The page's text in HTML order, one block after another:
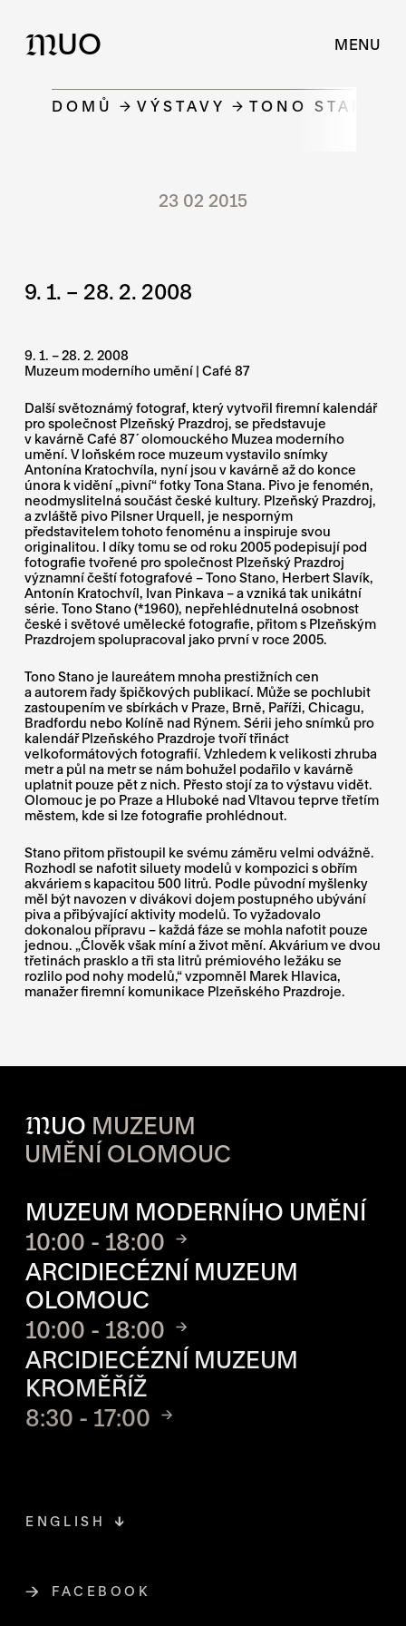
MUO MENU
DOMŮ VÝSTAVY TONO STANO:
23 02 2015
9. 1. – 28. 2. 2008
9. 1. – 28. 2. 2008
Muzeum moderního umění | Café 87
Další světoznámý fotograf, který vytvořil firemní kalendář
pro společnost Plzeňský Prazdroj, se představuje
v kavárně Café 87´ olomouckého Muzea moderního
umění. V loňském roce muzeum vystavilo snímky
Antonína Kratochvíla, nyní jsou v kavárně až do konce
února k vidění „pivní“ fotky Tona Stana. Pivo je fenomén,
neodmyslitelná součást české kultury. Plzeňský Prazdroj,
a zvláště pivo Pilsner Urquell, je nesporným
představitelem tohoto fenoménu a inspiruje svou
originalitou. I díky tomu se od roku 2005 podepisují pod
fotografie tvořené pro společnost Plzeňský Prazdroj
významní čeští fotografové – Tono Stano, Herbert Slavík,
Antonín Kratochvíl, Ivan Pinkava – a vzniká tak unikátní
série. Tono Stano (*1960), nepřehlédnutelná osobnost
české i světové umělecké fotografie, přitom s Plzeňským
Prazdrojem spolupracoval jako první v roce 2005.
Tono Stano je laureátem mnoha prestižních cen
a autorem řady špičkových publikací. Může se pochlubit
zastoupením ve sbírkách v Praze, Brně, Paříži, Chicagu,
Bradfordu nebo Kolíně nad Rýnem. Sérii jeho snímků pro
kalendář Plzeňského Prazdroje tvoří třináct
velkoformátových fotografií. Vzhledem k velikosti zhruba
metr a půl na metr se nám bohužel podařilo v kavárně
uplatnit pouze pět z nich. Přesto stojí za to výstavu vidět.
Olomouc je po Praze a Hluboké nad Vltavou teprve třetím
městem, kde si lze fotografie prohlédnout.
Stano přitom přistoupil ke svému záměru velmi odvážně.
Rozhodl se nafotit siluety modelů v kompozici s obřím
akváriem s kapacitou 500 litrů. Podle původní myšlenky
měl být navozen v divákovi dojem postupného ubývání
piva a přibývající aktivity modelů. To vyžadovalo
dokonalou přípravu – každá fáze se mohla nafotit pouze
jednou. „Člověk však míní a život mění. Akvárium ve dvou
třetinách prasklo a tři sta litrů prémiového ležáku se
rozlilo pod nohy modelů,“ vzpomněl Marek Hlavica,
manažer firemní komunikace Plzeňského Prazdroje.
MUO MUZEUM
UMĚNÍ OLOMOUC
MUZEUM MODERNÍHO UMĚNÍ
10:00 - 18:00
ARCIDIECÉZNÍ MUZEUM
OLOMOUC
10:00 - 18:00
ARCIDIECÉZNÍ MUZEUM
KROMĚŘÍŽ
8:30 - 17:00
FACEBOOKODKAZ SE OTEVŘE NA NOVÉ
ENGLISH